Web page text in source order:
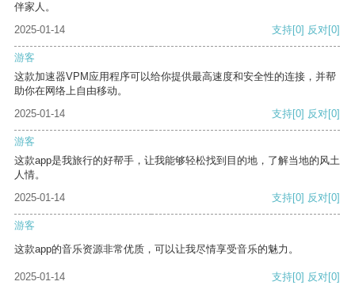
伴家人。
2025-01-14
支持[0] 反对[0]
游客
这款加速器VPM应用程序可以给你提供最高速度和安全性的连接，并帮
助你在网络上自由移动。
2025-01-14
支持[0] 反对[0]
游客
这款app是我旅行的好帮手，让我能够轻松找到目的地，了解当地的风土
人情。
2025-01-14
支持[0] 反对[0]
游客
这款app的音乐资源非常优质，可以让我尽情享受音乐的魅力。
2025-01-14 支持[0] 反对[0]